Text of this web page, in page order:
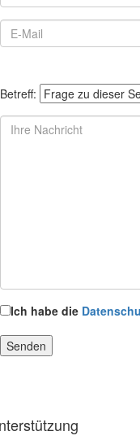
Betreff:
Ich habe die